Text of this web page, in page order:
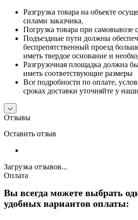
Разгрузка товара на объекте
силами заказчика.
Погрузка товара при самовывозе
Подъездные пути должны
беспрепятственный проезд
иметь твердое основание и
Разгрузочная площадка должна
иметь соответствующие размеры
Все подробности по оплате,
сроках доставки уточняйте у
Отзывы
Оставить отзыв
Загрузка отзывов...
Оплата
Вы всегда можете выбрать
удобных вариантов оплаты: